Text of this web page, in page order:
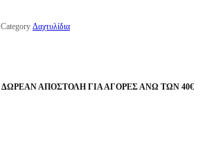
Category Δαχτυλίδια
ΔΩΡΕΑΝ ΑΠΟΣΤΟΛΗ ΓΙΑ ΑΓΟΡΕΣ ΑΝΩ ΤΩΝ 40€